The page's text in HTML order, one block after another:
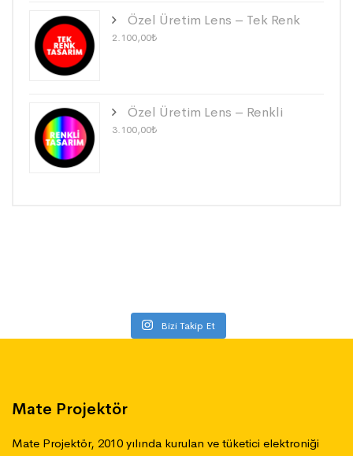
Özel Üretim Lens – Tek Renk
2.100,00₺
Özel Üretim Lens – Renkli
3.100,00₺
Bizi Takip Et
Mate Projektör
Mate Projektör, 2010 yılında kurulan ve tüketici elektroniği